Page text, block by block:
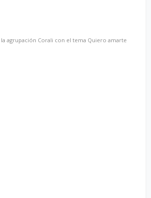
la agrupación Corali con el tema Quiero amarte